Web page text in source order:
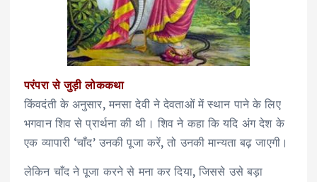
परंपरा से जुड़ी लोककथा
किंवदंती के अनुसार, मनसा देवी ने देवताओं में स्थान पाने के लिए
भगवान शिव से प्रार्थना की थी। शिव ने कहा कि यदि अंग देश के
एक व्यापारी ‘चाँद’ उनकी पूजा करें, तो उनकी मान्यता बढ़ जाएगी।
लेकिन चाँद ने पूजा करने से मना कर दिया, जिससे उसे बड़ा